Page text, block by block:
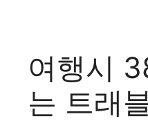
여행시
는 트래